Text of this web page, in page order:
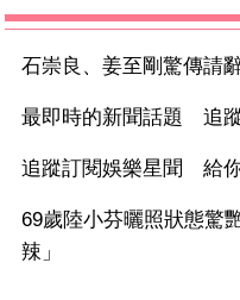
石崇良、姜至剛驚傳請
最即時的新聞話題 追
追蹤訂閱娛樂星聞 給
69歲陸小芬曬照狀態驚
辣」